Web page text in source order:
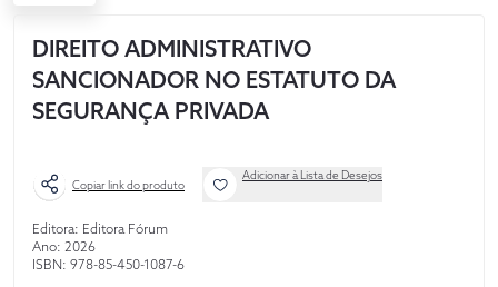
DIREITO ADMINISTRATIVO
SANCIONADOR NO ESTATUTO DA
SEGURANÇA PRIVADA
Copiar link do produto
Adicionar à Lista de Desejos
Editora: Editora Fórum
Ano: 2026
ISBN: 978-85-450-1087-6